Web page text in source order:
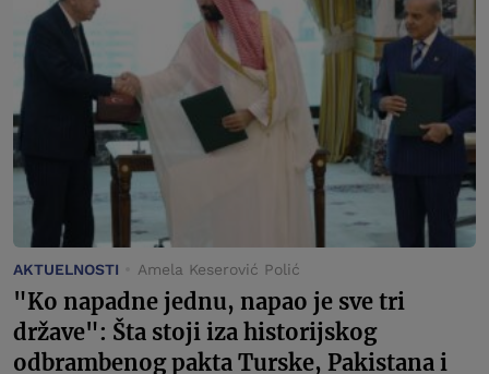
AKTUELNOSTI Amela Keserović Polić
"Ko napadne jednu, napao je sve tri
države": Šta stoji iza historijskog
odbrambenog pakta Turske, Pakistana i